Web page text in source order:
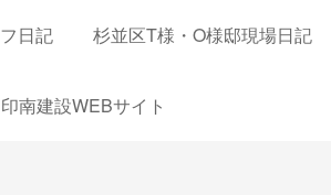
日記 杉並区T様・O様邸現場日記
印南建設WEBサイト